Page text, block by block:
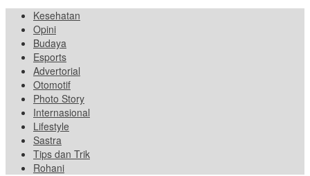
Kesehatan
Opini
Budaya
Esports
Advertorial
Otomotif
Photo Story
Internasional
Lifestyle
Sastra
Tips dan Trik
Rohani